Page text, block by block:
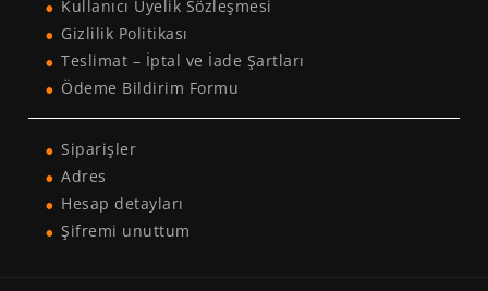
Kullanıcı Üyelik Sözleşmesi
Gizlilik Politikası
Teslimat – İptal ve İade Şartları
Ödeme Bildirim Formu
Siparişler
Adres
Hesap detayları
Şifremi unuttum